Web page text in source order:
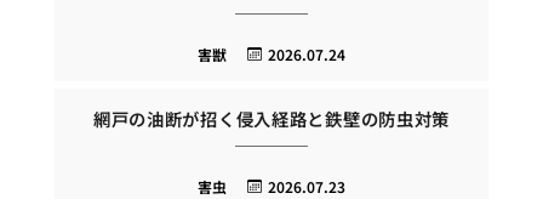
2026.07.24
害獣
網戸の油断が招く侵入経路と鉄壁の防虫対策
2026.07.23
害虫